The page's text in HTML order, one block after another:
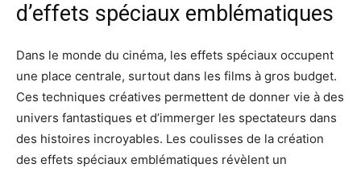
d’effets spéciaux emblématiques
Dans le monde du cinéma, les effets spéciaux occupent
une place centrale, surtout dans les films à gros budget.
Ces techniques créatives permettent de donner vie à des
univers fantastiques et d’immerger les spectateurs dans
des histoires incroyables. Les coulisses de la création
des effets spéciaux emblématiques révèlent un